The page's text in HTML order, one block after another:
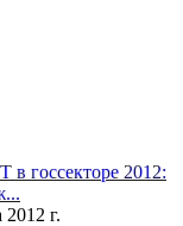
госсекторе 2012:
2012 г.